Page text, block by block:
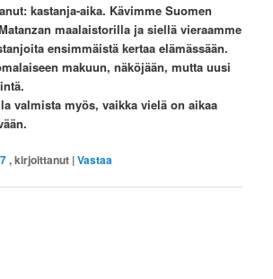
kastanja-aika. Kävimme Suomen
maalaistorilla ja siellä vieraamme
ensimmäistä kertaa elämässään.
makuun, näköjään, mutta uusi
valmista myös, vaikka vielä on aikaa
, kirjoittanut |Vastaa